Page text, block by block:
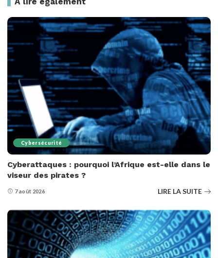
Cybersécurité
Cyberattaques : pourquoi l’Afrique est-elle dans le
viseur des pirates ?
7 août 2026 LIRE LA SUITE